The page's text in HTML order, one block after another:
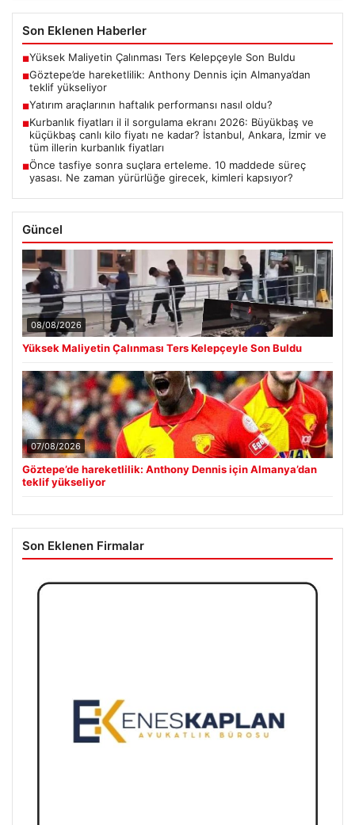
Son Eklenen Haberler
■Yüksek Maliyetin Çalınması Ters Kelepçeyle Son Buldu
■Göztepe’de hareketlilik: Anthony Dennis için Almanya’dan
teklif yükseliyor
■Yatırım araçlarının haftalık performansı nasıl oldu?
■Kurbanlık fiyatları il il sorgulama ekranı 2026: Büyükbaş ve
küçükbaş canlı kilo fiyatı ne kadar? İstanbul, Ankara, İzmir ve
tüm illerin kurbanlık fiyatları
■Önce tasfiye sonra suçlara erteleme. 10 maddede süreç
yasası. Ne zaman yürürlüğe girecek, kimleri kapsıyor?
Güncel
08/08/2026
Yüksek Maliyetin Çalınması Ters Kelepçeyle Son Buldu
07/08/2026
Göztepe’de hareketlilik: Anthony Dennis için Almanya’dan
teklif yükseliyor
Son Eklenen Firmalar